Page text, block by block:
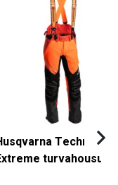
Technical
turvahousut